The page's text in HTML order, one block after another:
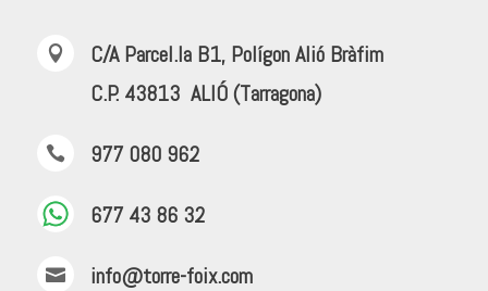

C/A Parcel.la B1, Polígon Alió Bràfim
C.P. 43813 ALIÓ (Tarragona)
 977 080 962
677 43 86 32
 info@torre-foix.com